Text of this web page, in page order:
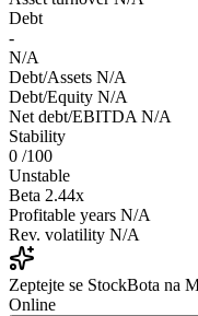
Debt
-
N/A
Debt/Assets N/A
Debt/Equity N/A
Net debt/EBITDA N/A
Stability
0 /100
Unstable
Beta 2.44x
Profitable years N/A
Rev. volatility N/A
Zeptejte se StockBota na
Online